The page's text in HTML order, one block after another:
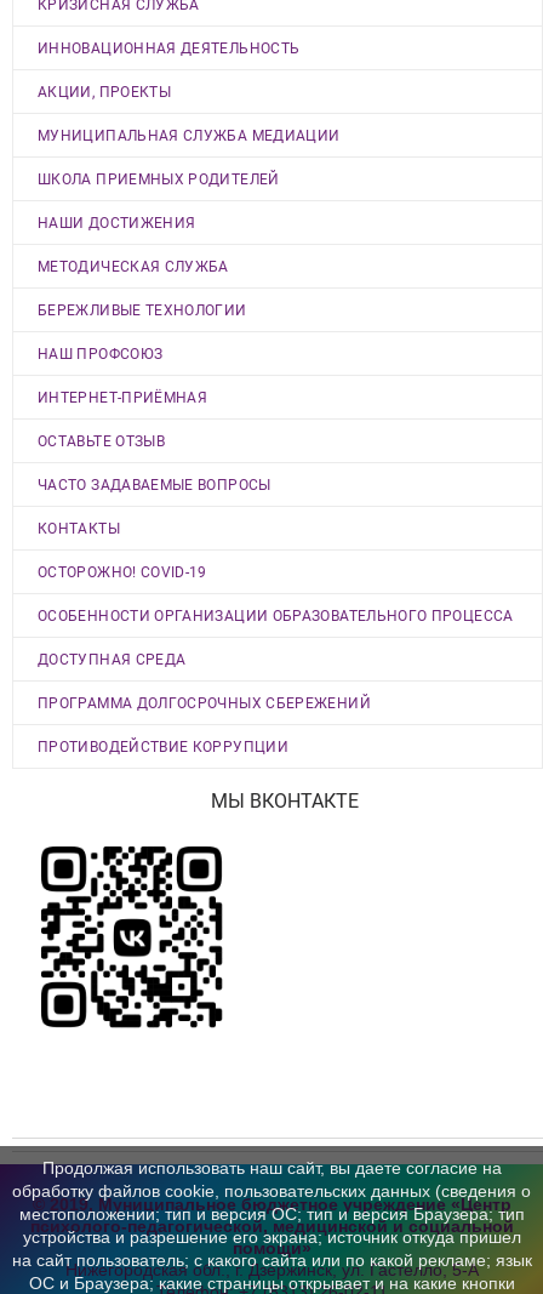
КРИЗИСНАЯ СЛУЖБА
ИННОВАЦИОННАЯ ДЕЯТЕЛЬНОСТЬ
АКЦИИ, ПРОЕКТЫ
МУНИЦИПАЛЬНАЯ СЛУЖБА МЕДИАЦИИ
ШКОЛА ПРИЕМНЫХ РОДИТЕЛЕЙ
НАШИ ДОСТИЖЕНИЯ
МЕТОДИЧЕСКАЯ СЛУЖБА
БЕРЕЖЛИВЫЕ ТЕХНОЛОГИИ
НАШ ПРОФСОЮЗ
ИНТЕРНЕТ-ПРИЁМНАЯ
ОСТАВЬТЕ ОТЗЫВ
ЧАСТО ЗАДАВАЕМЫЕ ВОПРОСЫ
КОНТАКТЫ
ОСТОРОЖНО! COVID-19
ОСОБЕННОСТИ ОРГАНИЗАЦИИ ОБРАЗОВАТЕЛЬНОГО ПРОЦЕССА
ДОСТУПНАЯ СРЕДА
ПРОГРАММА ДОЛГОСРОЧНЫХ СБЕРЕЖЕНИЙ
ПРОТИВОДЕЙСТВИЕ КОРРУПЦИИ
МЫ ВКОНТАКТЕ
© 2019, Муниципальное бюджетное учреждение «Центр
психолого-педагогической, медицинской и социальной
помощи»
Нижегородская обл., г. Дзержинск,ул. Гастелло, 5-А
Продолжая использовать наш сайт, вы даете согласие на
обработку файлов cookie, пользовательских данных (сведения о
местоположении; тип и версия ОС; тип и версия Браузера; тип
устройства и разрешение его экрана; источник откуда пришел
на сайт пользователь; с какого сайта или по какой рекламе; язык
ОС и Браузера; какие страницы открывает и на какие кнопки